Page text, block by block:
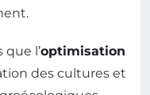
que l’optimisation
des cultures et